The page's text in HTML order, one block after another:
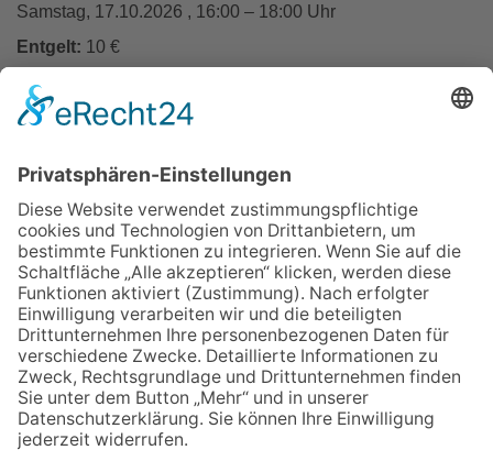
Samstag, 17.10.2026 , 16:00 – 18:00 Uhr
Entgelt: 10 €
Zurück